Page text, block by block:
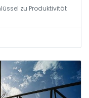
zu Produktivität